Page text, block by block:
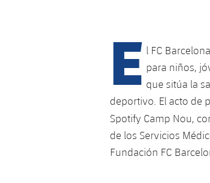
E l FC
para niños,
que sitúa la
deportivo. El acto de
Spotify Camp Nou,
de los Servicios
Fundación FC